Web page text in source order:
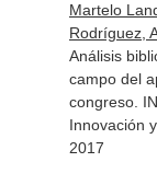
Martelo
Rodríguez,
Análisis
campo del
congreso.
Innovación
2017